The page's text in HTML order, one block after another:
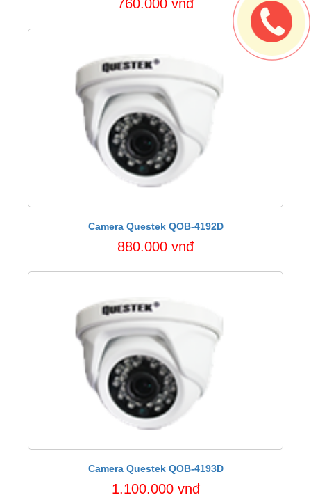
760.000 vnđ
Camera Questek QOB-4192D
880.000 vnđ
Camera Questek QOB-4193D
1.100.000 vnđ